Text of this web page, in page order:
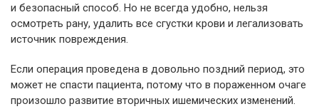
и безопасный способ. Но не всегда удобно, нельзя
осмотреть рану, удалить все сгустки крови и легализовать
источник повреждения.
Если операция проведена в довольно поздний период, это
может не спасти пациента, потому что в пораженном очаге
произошло развитие вторичных ишемических изменений.